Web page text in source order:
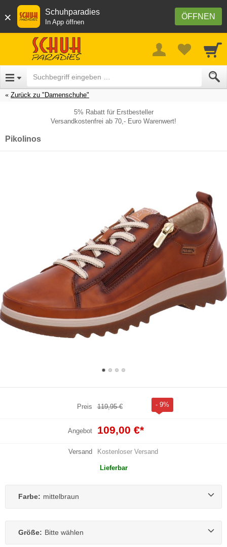
× ÖFFNEN
Schuhparadies
In App öffnen
Zurück zu "Damenschuhe"
5% Rabatt für Erstbesteller
Versandkostenfrei ab 70,- Euro Warenwert!
Pikolinos
Preis 119,95 € - 9%
Angebot 109,00 €*
Versand Kostenloser Versand
Lieferbar
Farbe: mittelbraun
Größe: Bitte wählen